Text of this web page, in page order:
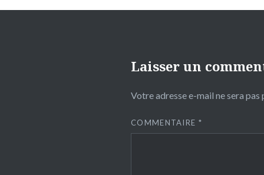
Laisser un
Votre adresse e-mail ne sera pas
COMMENTAIRE *